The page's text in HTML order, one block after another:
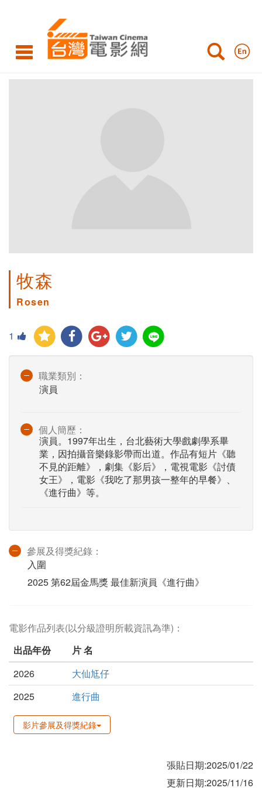
牧森
Rosen
1
職業類別：
演員
個人簡歷：
演員。1997年出生，台北藝術大學戲劇學系畢
業，因拍攝音樂錄影帶而出道。作品有短片《聽
不見的距離》，劇集《影后》，電視電影《討債
女王》，電影《我吃了那男孩一整年的早餐》、
《進行曲》等。
參展及得獎紀錄：
入圍
2025 第62屆金馬獎 最佳新演員《進行曲》
電影作品列表(以分級證明所載資訊為準)：
出品年份
片 名
2026
大仙尪仔
2025
進行曲
影片參展及得獎紀錄
張貼日期:2025/01/22
更新日期:2025/11/16